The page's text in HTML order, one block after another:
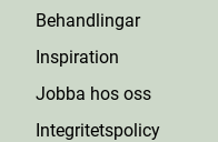
Behandlingar
Inspiration
Jobba hos oss
Integritetspolicy